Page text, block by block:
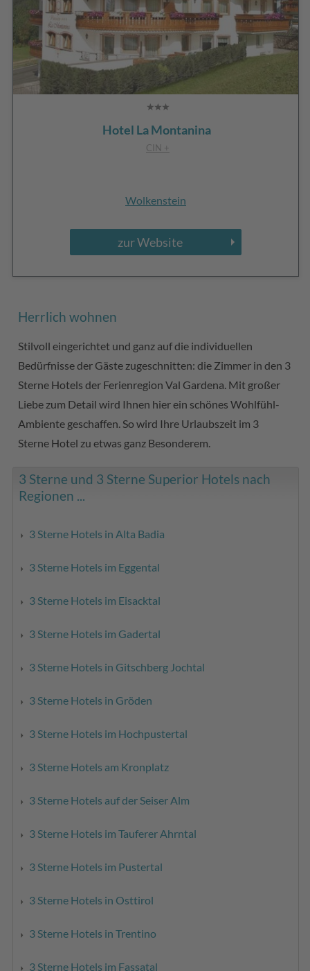
Hotel La Montanina
CIN +
Wolkenstein
zur Website
Herrlich wohnen
Stilvoll eingerichtet und ganz auf die individuellen
Bedürfnisse der Gäste zugeschnitten: die Zimmer in den 3
Sterne Hotels der Ferienregion Val Gardena. Mit großer
Liebe zum Detail wird Ihnen hier ein schönes Wohlfühl-
Ambiente geschaffen. So wird Ihre Urlaubszeit im 3
Sterne Hotel zu etwas ganz Besonderem.
3 Sterne und 3 Sterne Superior Hotels nach
Regionen ...
3 Sterne Hotels in Alta Badia
3 Sterne Hotels im Eggental
3 Sterne Hotels im Eisacktal
3 Sterne Hotels im Gadertal
3 Sterne Hotels in Gitschberg Jochtal
3 Sterne Hotels in Gröden
3 Sterne Hotels im Hochpustertal
3 Sterne Hotels am Kronplatz
3 Sterne Hotels auf der Seiser Alm
3 Sterne Hotels im Tauferer Ahrntal
3 Sterne Hotels im Pustertal
3 Sterne Hotels in Osttirol
3 Sterne Hotels in Trentino
3 Sterne Hotels im Fassatal